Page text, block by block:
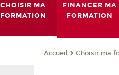
CHOISIR MA
FORMATION
FINANCER MA
FORMATION
Accueil Choisir ma